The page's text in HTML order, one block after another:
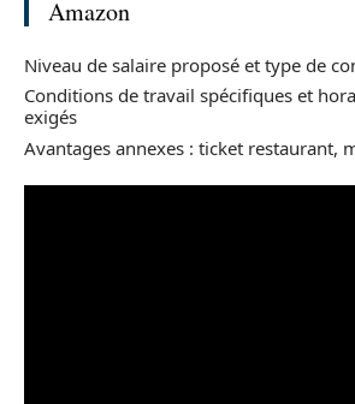
Amazon
Niveau de salaire proposé et type de
Conditions de travail spécifiques et
exigés
Avantages annexes : ticket restaurant,